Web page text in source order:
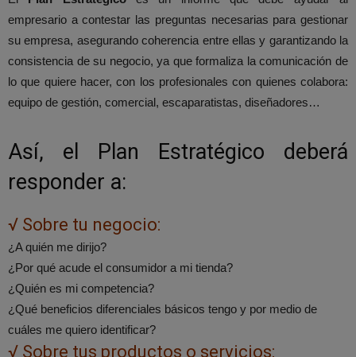
empresario a contestar las preguntas necesarias para gestionar
su empresa, asegurando coherencia entre ellas y garantizando la
consistencia de su negocio, ya que formaliza la comunicación de
lo que quiere hacer, con los profesionales con quienes colabora:
equipo de gestión, comercial, escaparatistas, diseñadores…
Así, el Plan Estratégico deberá
responder a:
√ Sobre tu negocio:
¿A quién me dirijo?
¿Por qué acude el consumidor a mi tienda?
¿Quién es mi competencia?
¿Qué beneficios diferenciales básicos tengo y por medio de
cuáles me quiero identificar?
√ Sobre tus productos o servicios: